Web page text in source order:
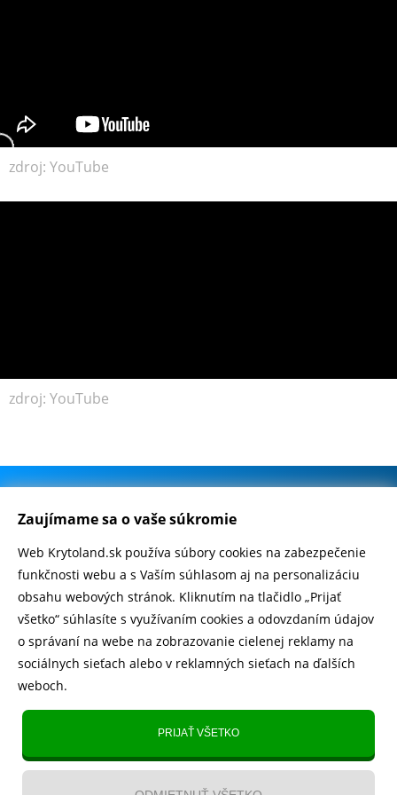
zdroj: YouTube
zdroj: YouTube
.
500.000+ odoslaných balíčkov
Rychlé doručenie 1-2 dní
Heurekazobraziť recenzie
Instagram5.643 fanúšikov
TikTok4.833 fanúšikov
Zaujímame sa o vaše súkromie
Web Krytoland.sk používa súbory cookies na zabezpečenie
funkčnosti webu a s Vaším súhlasom aj na personalizáciu
obsahu webových stránok. Kliknutím na tlačidlo „Prijať
všetko“ súhlasíte s využívaním cookies a odovzdaním údajov
o správaní na webe na zobrazovanie cielenej reklamy na
sociálnych sieťach alebo v reklamných sieťach na ďalších
weboch.
PRIJAŤ VŠETKO